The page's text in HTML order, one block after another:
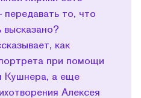
то, что
как
при помощи
Кушнера, а еще
Алексея